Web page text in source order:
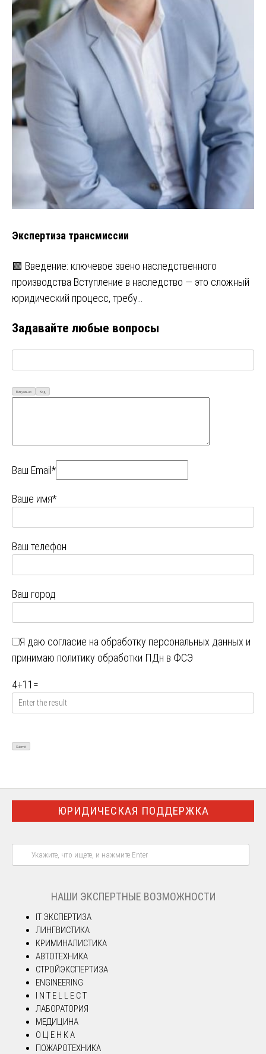
Экспертиза трансмиссии
🟩 Введение: ключевое звено наследственного
производства Вступление в наследство — это сложный
юридический процесс, требу…
Задавайте любые вопросы
Визуально Код
Ваш Email*
Ваше имя*
Ваш телефон
Ваш город
Я даю согласие на обработку персональных данных и
принимаю политику обработки ПДн в ФСЭ
4+11 =
ЮРИДИЧЕСКАЯ ПОДДЕРЖКА
НАШИ ЭКСПЕРТНЫЕ ВОЗМОЖНОСТИ
IT ЭКСПЕРТИЗА
ЛИНГВИСТИКА
КРИМИНАЛИСТИКА
АВТОТЕХНИКА
СТРОЙЭКСПЕРТИЗА
ENGINEERING
I N T E L L E C T
ЛАБОРАТОРИЯ
МЕДИЦИНА
О Ц Е Н К А
ПОЖАРОТЕХНИКА